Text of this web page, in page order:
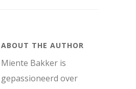
ABOUT THE AUTHOR
Miente Bakker is
gepassioneerd over